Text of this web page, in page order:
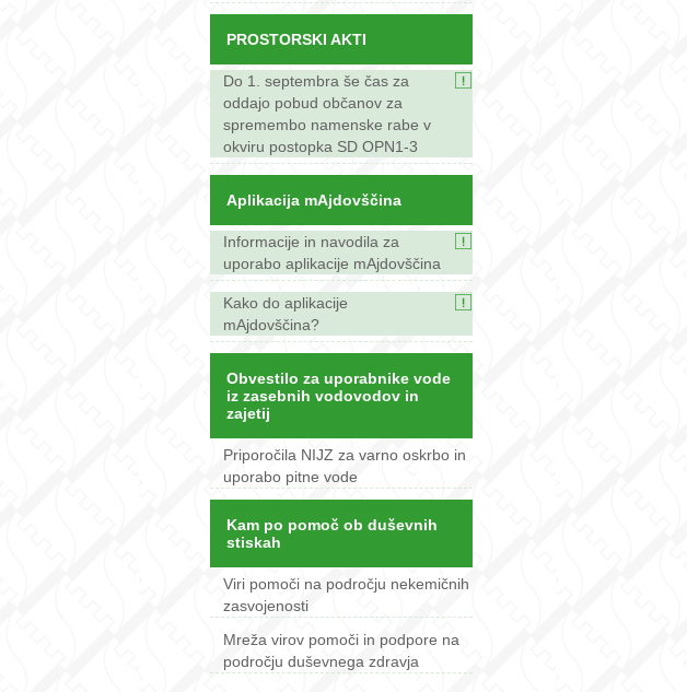
PROSTORSKI AKTI
Do 1. septembra še čas za
oddajo pobud občanov za
spremembo namenske rabe v
okviru postopka SD OPN1-3
Aplikacija mAjdovščina
Informacije in navodila za
uporabo aplikacije mAjdovščina
Kako do aplikacije
mAjdovščina?
Obvestilo za uporabnike vode
iz zasebnih vodovodov in
zajetij
Priporočila NIJZ za varno oskrbo in
uporabo pitne vode
Kam po pomoč ob duševnih
stiskah
Viri pomoči na področju nekemičnih
zasvojenosti
Mreža virov pomoči in podpore na
področju duševnega zdravja